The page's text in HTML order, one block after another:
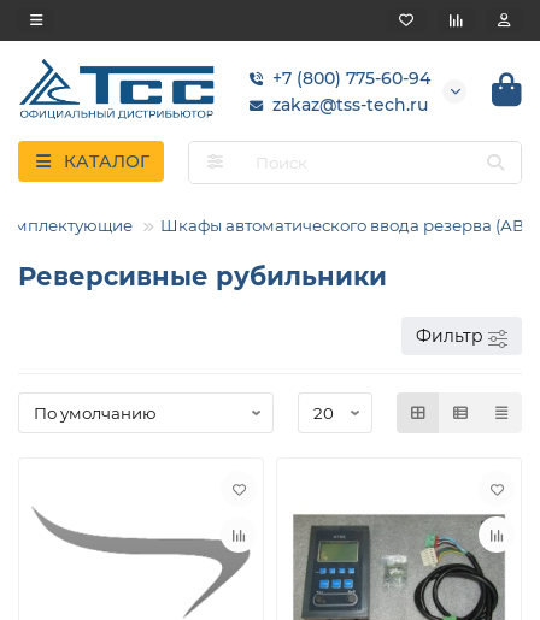
+7 (800) 775-60-94
zakaz@tss-tech.ru
КАТАЛОГ
Шкафы автоматического ввода резерва (АВР)
Реверсивные рубильники
Фильтр